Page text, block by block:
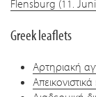
Flensburg (11.
Greek leaflets
Αρτηριακή